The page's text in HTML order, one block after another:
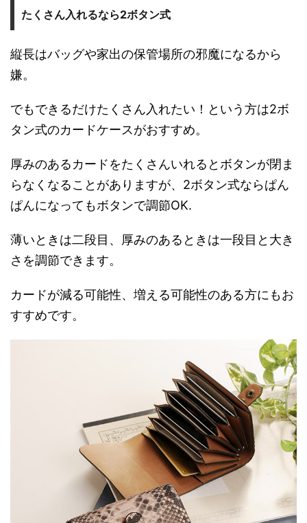
たくさん入れるなら2ボタン式
縦長はバッグや家出の保管場所の邪魔になるから
嫌。
でもできるだけたくさん入れたい！という方は2ボ
タン式のカードケースがおすすめ。
厚みのあるカードをたくさんいれるとボタンが閉ま
らなくなることがありますが、2ボタン式ならぱん
ぱんになってもボタンで調節OK.
薄いときは二段目、厚みのあるときは一段目と大き
さを調節できます。
カードが減る可能性、増える可能性のある方にもお
すすめです。